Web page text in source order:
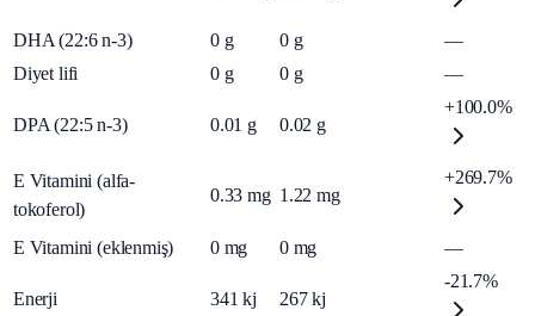
DHA (22:6 n-3) 0 g 0 g
—
Diyet lifi
0 g 0 g —
DPA (22:5 n-3) 0.01 g 0.02 g
+100.0%
E Vitamini (alfa-
tokoferol)
0.33 mg 1.22 mg
+269.7%
E Vitamini (eklenmiş) 0 mg 0 mg —
Enerji 341 kj 267 kj
-21.7%